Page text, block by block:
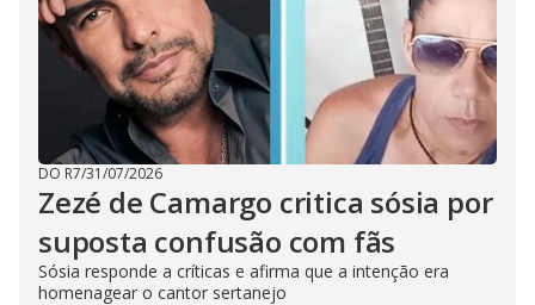
DO R7/31/07/2026
Zezé de Camargo critica sósia por
suposta confusão com fãs
Sósia responde a críticas e afirma que a intenção era
homenagear o cantor sertanejo